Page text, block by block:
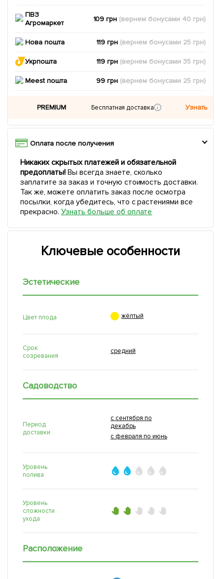
ПВЗ
Агромаркет
109 грн (вернем бонусами 40 грн)
Нова пошта 119 грн (вернем бонусами 25 грн)
Укрпошта 119 грн (вернем бонусами35 грн)
Meest пошта 99 грн (вернем бонусами 25 грн)
PREMIUM Бесплатная доставка Узнать
Оплата после получения
Никаких скрытых платежей и обязательной
предоплаты!Вы всегда знаете, сколько
заплатите за заказ и точную стоимость доставки.
Так же, можете оплатить заказ после осмотра
посылки, когда убедитесь, что с растениями все
прекрасно. Узнать больше об оплате
Ключевые особенности
Эстетические
Цвет плода  жёлтый
Срок
созревания
средний
Садоводство
Период
доставки
с сентября по
декабрь
с февраля по июнь
Уровень
полива
Уровень
сложности
ухода
Расположение